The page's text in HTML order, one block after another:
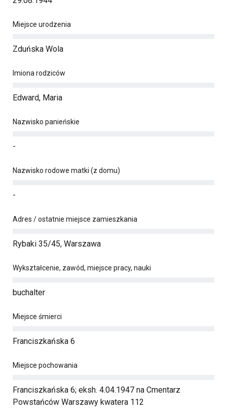
Miejsce urodzenia
Zduńska Wola
Imiona rodziców
Edward, Maria
Nazwisko panieńskie
-
Nazwisko rodowe matki (z domu)
-
Adres / ostatnie miejsce zamieszkania
Rybaki 35/45, Warszawa
Wykształcenie, zawód, miejsce pracy, nauki
buchalter
Miejsce śmierci
Franciszkańska 6
Miejsce pochowania
Franciszkańska 6; eksh. 4.04.1947 na Cmentarz
Powstańców Warszawy kwatera 112